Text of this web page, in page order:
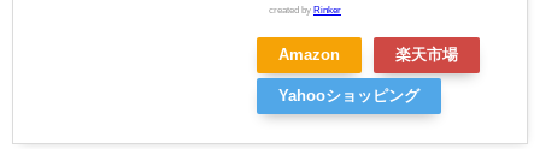
created by Rinker
Amazon 楽天市場
Yahooショッピング